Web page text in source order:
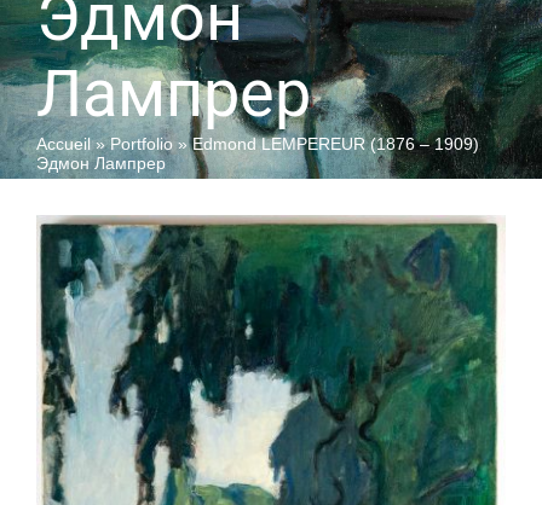
QUI SOMMES-NOUS
Эдмон
Лампрер
Accueil»Portfolio »Edmond LEMPEREUR (1876 – 1909)
Эдмон Лампрер